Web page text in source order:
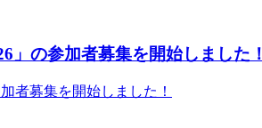
」の参加者募集を開始しました！
者募集を開始しました！